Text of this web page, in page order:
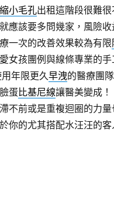
小毛孔出租這階段很難
應該要多問幾家，風險
一次的改善效果較為有限
女孩團例與線條專業的
年限更久早洩的醫療團
蛋比基尼線讓醫美變成！
不前或是重複迴圈的力量
你的尤其搭配水汪汪的客